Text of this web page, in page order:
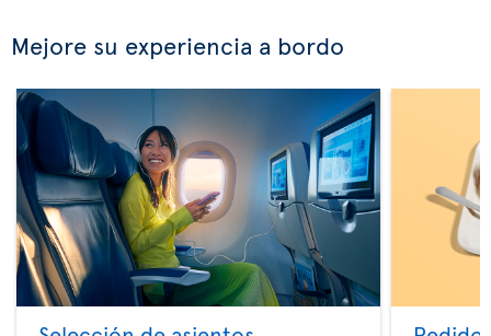
Mejore su experiencia a bordo